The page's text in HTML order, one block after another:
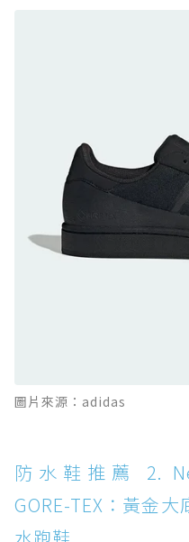
防水鞋推薦 10.
GORE-TEX：氮氣
全天候越野跑鞋
防水鞋推薦 11.
感軟彈、搭載
Boot：馬汀首款雨
防水鞋推薦 14.
WATERPROOF：
異大底與全防水厚
圖片來源：adidas
防水鞋推薦 2.
GORE-TEX：黃金